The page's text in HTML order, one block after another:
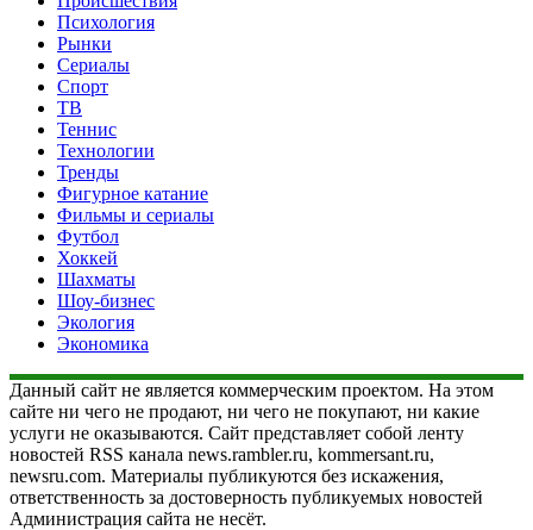
Психология
Рынки
Сериалы
Спорт
ТВ
Теннис
Технологии
Тренды
Фигурное катание
Фильмы и сериалы
Футбол
Хоккей
Шахматы
Шоу-бизнес
Экология
Экономика
Данный сайт не является коммерческим проектом. На этом
сайте ни чего не продают, ни чего не покупают, ни какие
услуги не оказываются. Сайт представляет собой ленту
новостей RSS канала news.rambler.ru, kommersant.ru,
newsru.com. Материалы публикуются без искажения,
ответственность за достоверность публикуемых новостей
Администрация сайта не несёт.